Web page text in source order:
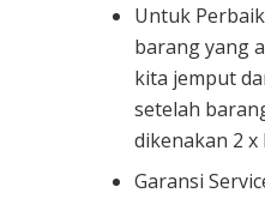
Untuk
barang yang
kita jemput
setelah
dikenakan 2
Garansi